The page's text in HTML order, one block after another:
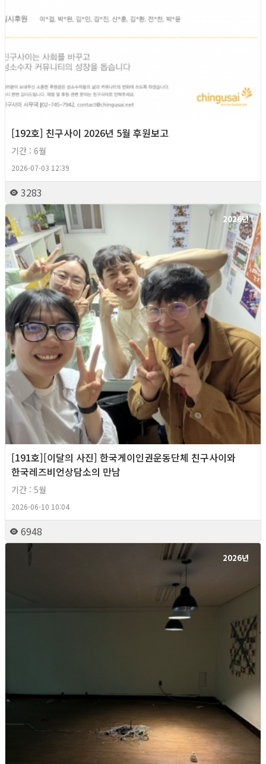
[192호] 친구사이 2026년 5월 후원보고
기간 : 6월
2026-07-03 12:39
3283
2026년
[191호][이달의 사진] 한국게이인권운동단체 친구사이와
한국레즈비언상담소의 만남
기간 : 5월
2026-06-10 10:04
6948
2026년